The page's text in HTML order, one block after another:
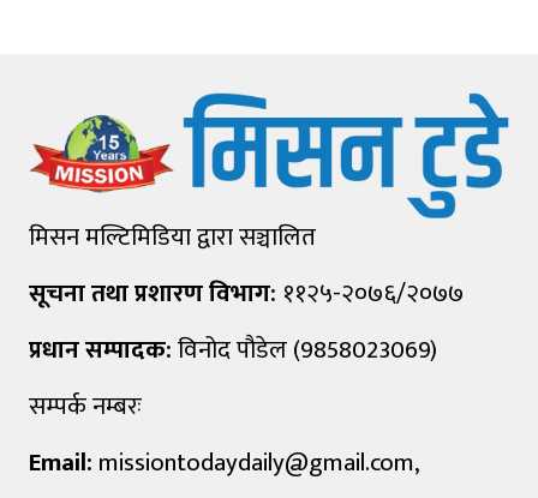
मिसन मल्टिमिडिया द्वारा सञ्चालित
सूचना तथा प्रशारण विभाग: ११२५-२०७६/२०७७
प्रधान सम्पादक:विनोद पौडेल (9858023069)
सम्पर्क नम्बरः
Email: missiontodaydaily@gmail.com,